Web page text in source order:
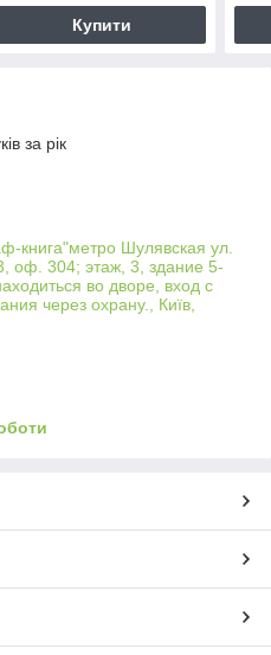
Купити
за рік
книга"метро Шулявская ул.
оф. 304; этаж, 3, здание 5-
во дворе, вход с
через охрану., Київ,